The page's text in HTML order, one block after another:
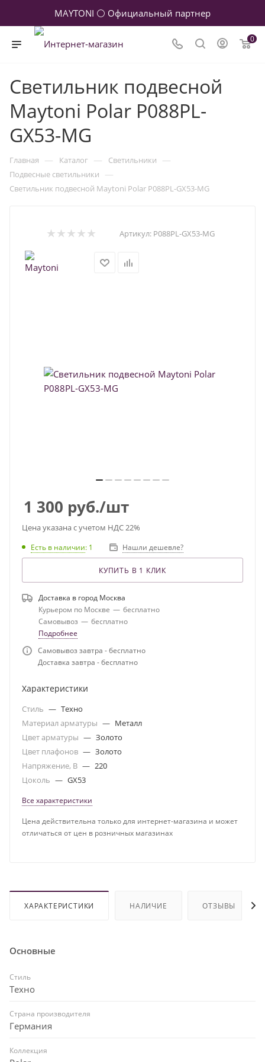
MAYTONI ⚪ Официальный партнер
0
Светильник подвесной
Maytoni Polar P088PL-
GX53-MG
Главная — Каталог — Светильники —
Подвесные светильники —
Светильник подвесной Maytoni Polar P088PL-GX53-MG
Артикул: P088PL-GX53-MG
1 300 руб./шт
Цена указана с учетом НДС 22%
Есть в наличии: 1 Нашли дешевле?
КУПИТЬ В 1 КЛИК
Доставка в город Москва
Курьером по Москве — бесплатно
Самовывоз — бесплатно
Подробнее
Самовывоз завтра - бесплатно
Доставка завтра - бесплатно
Характеристики
Стиль — Техно
Материал арматуры — Металл
Цвет арматуры — Золото
Цвет плафонов — Золото
Напряжение, В — 220
Цоколь — GX53
Все характеристики
Цена действительна только для интернет-магазина и может
отличаться от цен в розничных магазинах
ХАРАКТЕРИСТИКИ НАЛИЧИЕ ОТЗЫВЫ
Основные
Стиль
Техно
Страна производителя
Германия
Коллекция